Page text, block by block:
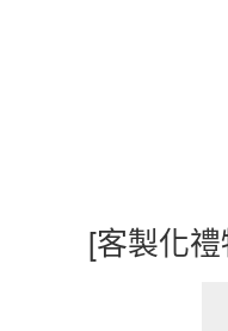
[客製化